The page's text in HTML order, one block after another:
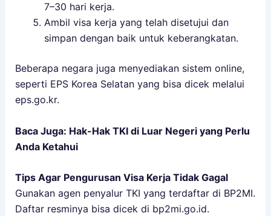
7–30 hari kerja.
Ambil visa kerja yang telah disetujui dan
simpan dengan baik untuk keberangkatan.
Beberapa negara juga menyediakan sistem online,
seperti EPS Korea Selatan yang bisa dicek melalui
eps.go.kr.
Baca Juga: Hak-Hak TKI di Luar Negeri yang Perlu
Anda Ketahui
Tips Agar Pengurusan Visa Kerja Tidak Gagal
Gunakan agen penyalur TKI yang terdaftar di BP2MI.
Daftar resminya bisa dicek di bp2mi.go.id.